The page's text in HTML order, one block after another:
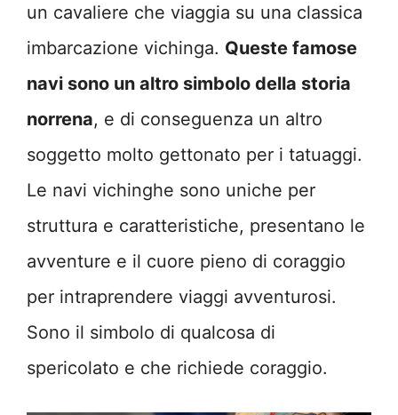
un cavaliere che viaggia su una classica
imbarcazione vichinga. Queste famose
navi sono un altro simbolo della storia
norrena, e di conseguenza un altro
soggetto molto gettonato per i tatuaggi.
Le navi vichinghe sono uniche per
struttura e caratteristiche, presentano le
avventure e il cuore pieno di coraggio
per intraprendere viaggi avventurosi.
Sono il simbolo di qualcosa di
spericolato e che richiede coraggio.